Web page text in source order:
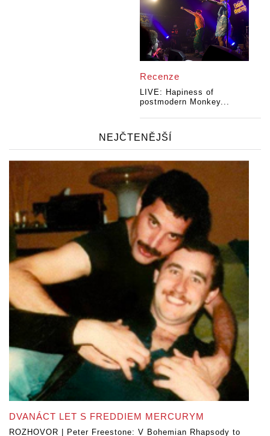
Recenze
LIVE: Hapiness of
postmodern Monkey...
NEJČTENĚJŠÍ
DVANÁCT LET S FREDDIEM MERCURYM
ROZHOVOR | Peter Freestone: V Bohemian Rhapsody to